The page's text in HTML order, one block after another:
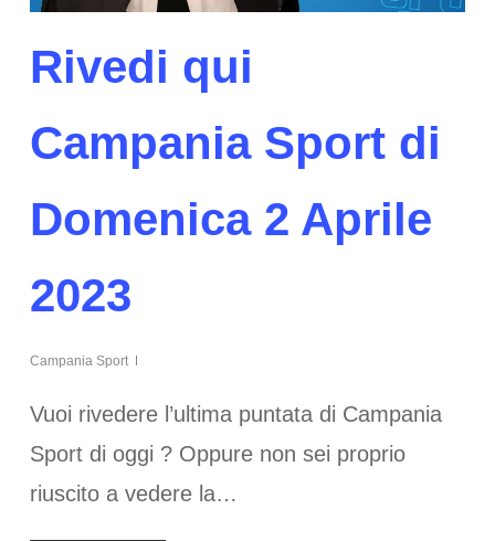
Rivedi qui
Campania Sport di
Domenica 2 Aprile
2023
Campania Sport
Vuoi rivedere l’ultima puntata di Campania
Sport di oggi ? Oppure non sei proprio
riuscito a vedere la…